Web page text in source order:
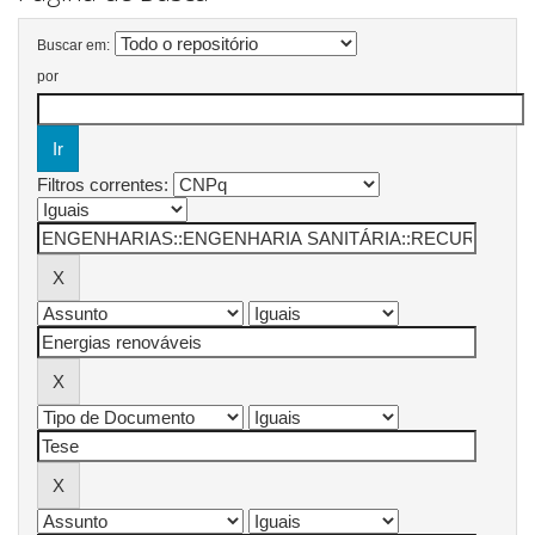
Buscar em:
por
Filtros correntes: